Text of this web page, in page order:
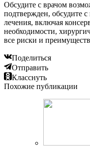
Обсудите с врачом
подтвержден, обсудите
лечения, включая
необходимости,
все риски и
Поделиться
Отправить
Класснуть
Похожие публикации